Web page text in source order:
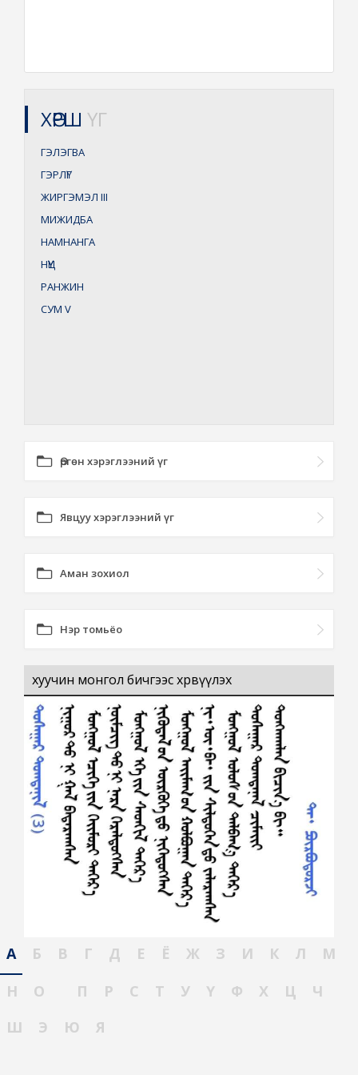
ХӨРШ ҮГ
ГЭЛЭГВА
ГЭРЛҮГ
ЖИРГЭМЭЛ III
МИЖИДБА
НАМНАНГА
НҮҮЦ
РАНЖИН
СУМ V
Өргөн хэрэглээний үг
Явцуу хэрэглээний үг
Аман зохиол
Нэр томьёо
хуучин монгол бичгээс хөрвүүлэх
А Б В Г Д Е Ё Ж З И К Л
М
Н
О П Р С Т У Ү Ф Х Ц
Ч
Ш
Э Ю Я